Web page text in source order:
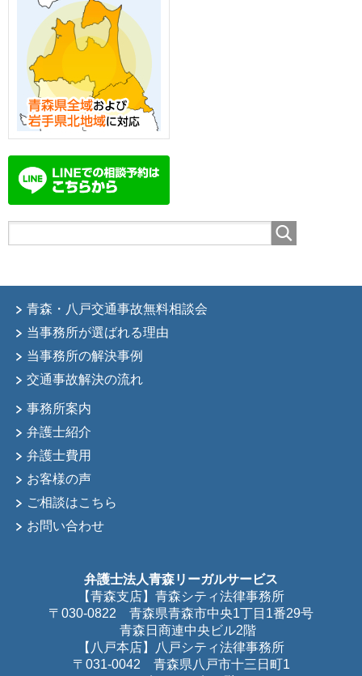
青森・八戸交通事故無料相談会
当事務所が選ばれる理由
当事務所の解決事例
交通事故解決の流れ
事務所案内
弁護士紹介
弁護士費用
お客様の声
ご相談はこちら
お問い合わせ
弁護士法人青森リーガルサービス
【青森支店】青森シティ法律事務所
〒030-0822 青森県青森市中央1丁目1番29号
青森日商連中央ビル2階
【八戸本店】八戸シティ法律事務所
〒031-0042 青森県八戸市十三日町1